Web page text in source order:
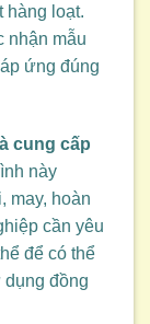
hàng loạt.
nhận mẫu
ứng đúng
cung cấp
này
may, hoàn
cần yêu
để có thể
dụng đồng